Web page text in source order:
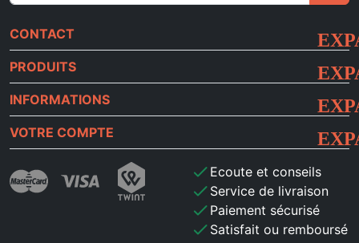
CONTACT
PRODUITS
INFORMATIONS
VOTRE COMPTE
check Ecoute et conseils
check Service de livraison
check Paiement sécurisé
check Satisfait ou remboursé